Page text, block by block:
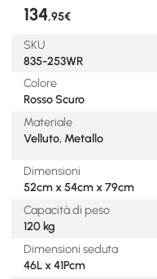
134,95€
SKU
835-253WR
Colore
Rosso Scuro
Materiale
Velluto, Metallo
Dimensioni
52cm x 54cm x 79cm
Capacità di peso
120 kg
Dimensioni seduta
46L x 41Pcm